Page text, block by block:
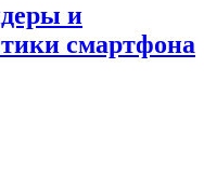
и
смартфона